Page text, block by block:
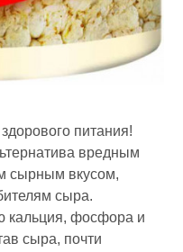
питания!
вредным
сырным вкусом,
сыра.
кальция, фосфора и
сыра, почти